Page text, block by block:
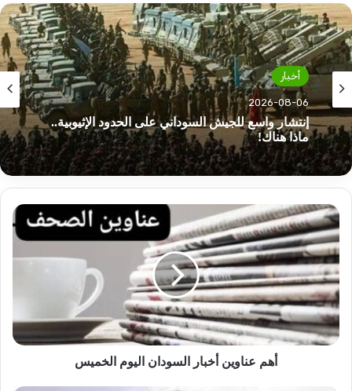
أخبار
2026-08-06
إنتشار واسع للجيش السوداني على الحدود الإثيوبية..
ماذا هناك!
أهم
عناوين
أخبار
السودان
اليوم
الخميس
أهم عناوين أخبار السودان اليوم الخميس